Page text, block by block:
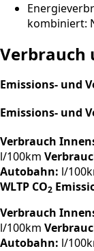
kombiniert:
Verbrauch
Emissions- und
Emissions- und
Verbrauch
l/100km
Autobahn: l/
WLTP CO2
Verbrauch
l/100km
Autobahn: l/